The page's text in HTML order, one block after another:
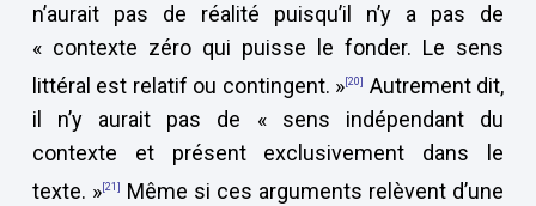
n’aurait pas de réalité puisqu’il n’y a pas de
« contexte zéro qui puisse le fonder. Le sens
littéral est relatif ou contingent. » [20]
Autrement dit,
il n’y aurait pas de « sens indépendant du
contexte et présent exclusivement dans le
texte. » [21]
Même si ces arguments relèvent d’une